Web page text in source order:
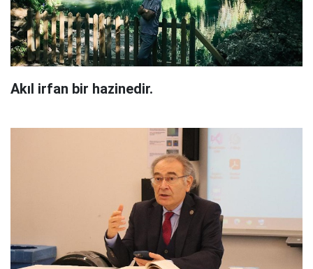
Akıl irfan bir hazinedir.